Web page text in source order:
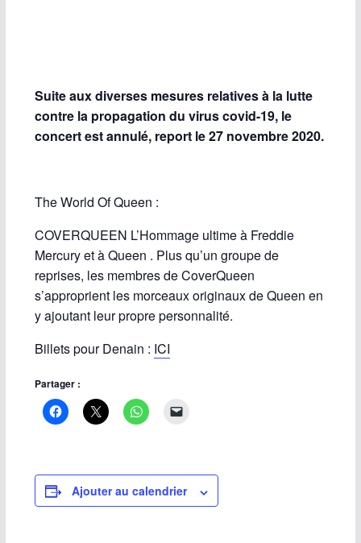
Suite aux diverses mesures relatives à la lutte
contre la propagation du virus covid-19, le
concert est annulé, report le 27 novembre 2020.
The World Of Queen :
COVERQUEEN L’Hommage ultime à Freddie
Mercury et à Queen . Plus qu’un groupe de
reprises, les membres de CoverQueen
s’approprient les morceaux originaux de Queen en
y ajoutant leur propre personnalité.
Billets pour Denain : ICI
Partager :
Ajouter au calendrier